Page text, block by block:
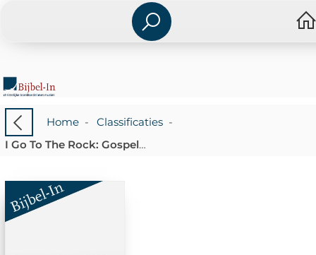
Home- Classificaties-
I Go To The Rock: Gospel Music Of Whitne